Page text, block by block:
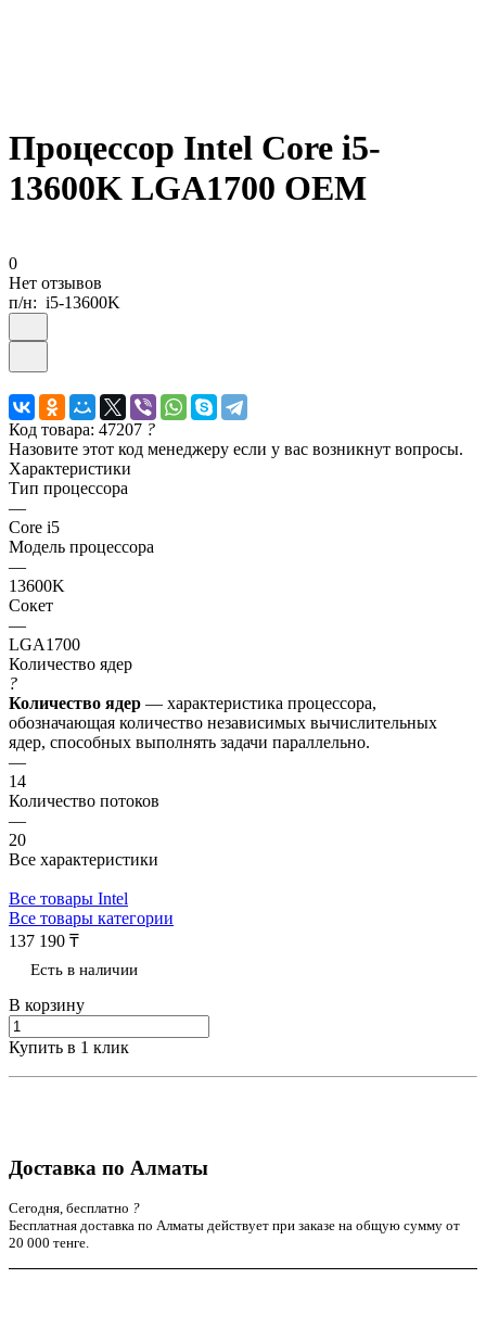
Процессор Intel Core i5-
13600K LGA1700 OEM
0
Нет отзывов
п/н: i5-13600K
Код товара: 47207 ?
Назовите этот код менеджеру если у вас возникнут вопросы.
Характеристики
Тип процессора
—
Core i5
Модель процессора
—
13600K
Сокет
—
LGA1700
Количество ядер
?
Количество ядер — характеристика процессора,
обозначающая количество независимых вычислительных
ядер, способных выполнять задачи параллельно.
—
14
Количество потоков
—
20
Все характеристики
Все товары Intel
Все товары категории
137 190 ₸
Есть в наличии
В корзину
Купить в 1 клик
Доставка по Алматы
Сегодня, бесплатно ?
Бесплатная доставка по Алматы действует при заказе на общую сумму от
20 000 тенге.